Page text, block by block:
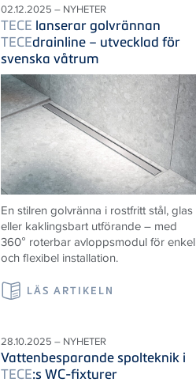
02.12.2025 – NYHETER
TECE lanserar golvrännan
TECEdrainline – utvecklad för
svenska våtrum
En stilren golvränna i rostfritt stål, glas
eller kaklingsbart utförande – med
360° roterbar avloppsmodul för enkel
och flexibel installation.
LÄS ARTIKELN
28.10.2025 – NYHETER
Vattenbesparande spolteknik i
TECE:s WC-fixturer